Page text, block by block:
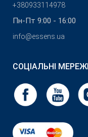
+380933114978
Пн-Пт 9:00 - 16:00
info@essens.ua
СОЦІАЛЬНІ МЕРЕЖІ